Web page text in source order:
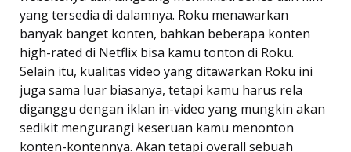
yang tersedia di dalamnya. Roku menawarkan
banyak banget konten, bahkan beberapa konten
high-rated di Netflix bisa kamu tonton di Roku.
Selain itu, kualitas video yang ditawarkan Roku ini
juga sama luar biasanya, tetapi kamu harus rela
diganggu dengan iklan in-video yang mungkin akan
sedikit mengurangi keseruan kamu menonton
konten-kontennya. Akan tetapi overall sebuah